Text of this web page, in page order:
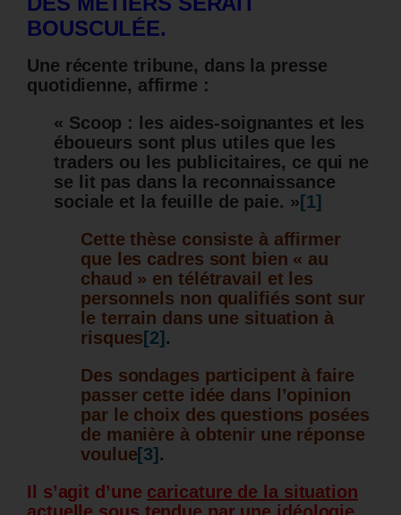
BOUSCULÉE.
Une récente tribune, dans la presse
quotidienne, affirme :
« Scoop : les aides-soignantes et les
éboueurs sont plus utiles que les
traders ou les publicitaires, ce qui ne
se lit pas dans la reconnaissance
sociale et la feuille de paie. » [1]
Cette thèse consiste à affirmer
que les cadres sont bien « au
chaud » en télétravail et les
personnels non qualifiés sont sur
le terrain dans une situation à
risques [2] .
Des sondages participent à faire
passer cette idée dans l’opinion
par le choix des questions posées
de manière à obtenir une réponse
voulue[3] .
Il s’agit d’une caricature de la situation